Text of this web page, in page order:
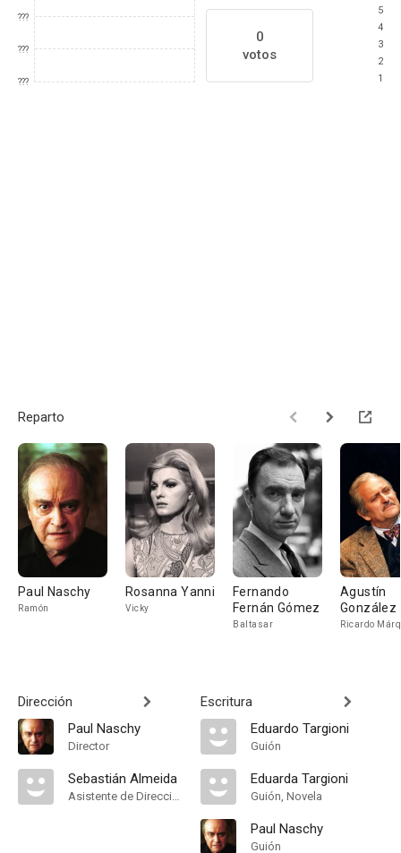
???
???
???
0
votos
5
4
3
2
1
Reparto
Paul Naschy
Ramón
Rosanna Yanni
Vicky
Fernando
Fernán Gómez
Baltasar
Agustín
González
Ricardo
Dirección
Paul Naschy
Director
Sebastián Almeida
Asistente de Dirección
Escritura
Eduardo Targioni
Guión
Eduarda Targioni
Guión, Novela
Paul Naschy
Guión